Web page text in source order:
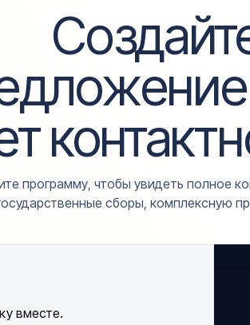
программу, чтобы увидеть полное
сборы, комплексную
вместе.